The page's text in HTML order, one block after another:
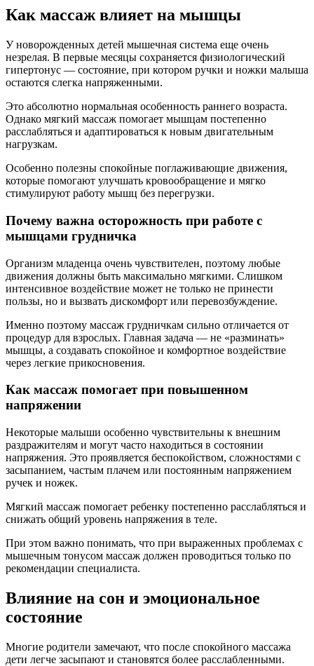
Как массаж влияет на мышцы
У новорожденных детей мышечная система еще очень
незрелая. В первые месяцы сохраняется физиологический
гипертонус — состояние, при котором ручки и ножки малыша
остаются слегка напряженными.
Это абсолютно нормальная особенность раннего возраста.
Однако мягкий массаж помогает мышцам постепенно
расслабляться и адаптироваться к новым двигательным
нагрузкам.
Особенно полезны спокойные поглаживающие движения,
которые помогают улучшать кровообращение и мягко
стимулируют работу мышц без перегрузки.
Почему важна осторожность при работе с
мышцами грудничка
Организм младенца очень чувствителен, поэтому любые
движения должны быть максимально мягкими. Слишком
интенсивное воздействие может не только не принести
пользы, но и вызвать дискомфорт или перевозбуждение.
Именно поэтому массаж грудничкам сильно отличается от
процедур для взрослых. Главная задача — не «разминать»
мышцы, а создавать спокойное и комфортное воздействие
через легкие прикосновения.
Как массаж помогает при повышенном
напряжении
Некоторые малыши особенно чувствительны к внешним
раздражителям и могут часто находиться в состоянии
напряжения. Это проявляется беспокойством, сложностями с
засыпанием, частым плачем или постоянным напряжением
ручек и ножек.
Мягкий массаж помогает ребенку постепенно расслабляться и
снижать общий уровень напряжения в теле.
При этом важно понимать, что при выраженных проблемах с
мышечным тонусом массаж должен проводиться только по
рекомендации специалиста.
Влияние на сон и эмоциональное
состояние
Многие родители замечают, что после спокойного массажа
дети легче засыпают и становятся более расслабленными.